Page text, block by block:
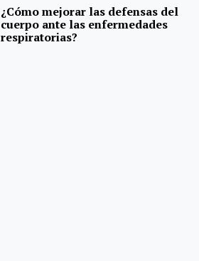
¿Cómo mejorar las defensas del
cuerpo ante las enfermedades
respiratorias?